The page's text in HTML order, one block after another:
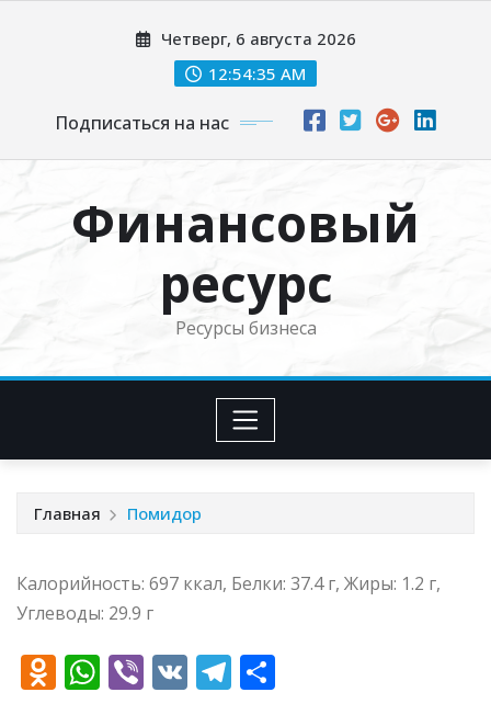
Четверг, 6 августа 2026
12:54:36 AM
Подписаться на нас
Финансовый
ресурс
Ресурсы бизнеса
Главная Помидор
Калорийность: 697 ккал, Белки: 37.4 г, Жиры: 1.2 г,
Углеводы: 29.9 г
O W Vi V T